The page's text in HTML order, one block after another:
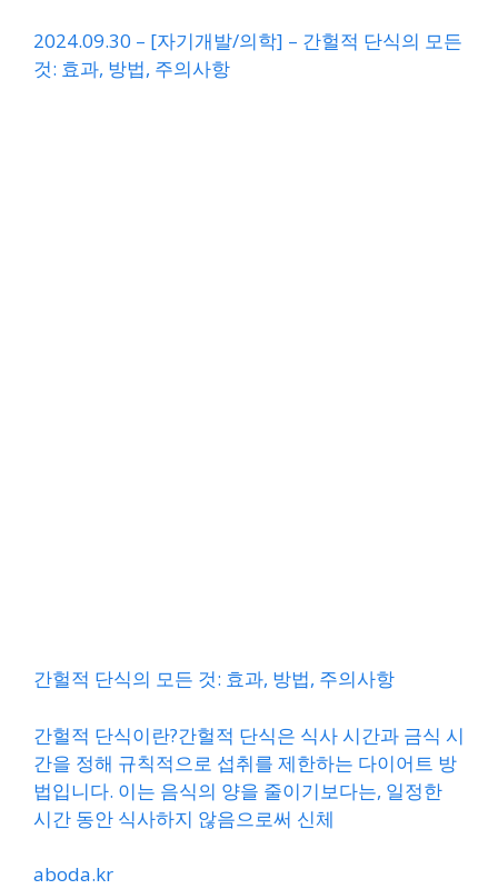
2024.09.30 – [자기개발/의학] – 간헐적 단식의 모든
것: 효과, 방법, 주의사항
간헐적 단식의 모든 것: 효과, 방법, 주의사항
간헐적 단식이란?간헐적 단식은 식사 시간과 금식 시
간을 정해 규칙적으로 섭취를 제한하는 다이어트 방
법입니다. 이는 음식의 양을 줄이기보다는, 일정한
시간 동안 식사하지 않음으로써 신체
aboda.kr